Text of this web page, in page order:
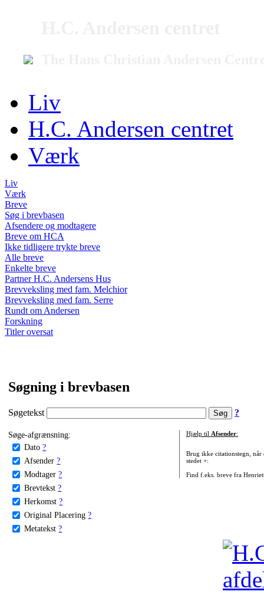
Liv
H.C. Andersen centret
Værk
Liv
Værk
Breve
Søg i brevbasen
Afsendere og modtagere
Breve om HCA
Ikke tidligere trykte breve
Alle breve
Enkelte breve
Partner H.C. Andersens Hus
Brevveksling med fam. Melchior
Brevveksling med fam. Serre
Rundt om Andersen
Forskning
Titler oversat
Søgning i brevbasen
Søgetekst ?
Søge-afgrænsning:
Dato ?
Afsender ?
Modtager ?
Brevtekst ?
Herkomst ?
Original Placering ?
Metatekst ?
Hjælp til Afsender:
Brug ikke citationstegn, når
stedet +:
Find f.eks. breve fra